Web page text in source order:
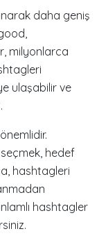
daha geniş
milyonlarca
ulaşabilir ve
hedef
hashtagleri
hashtagler